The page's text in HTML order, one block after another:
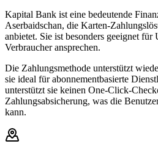
Kapital Bank ist eine bedeutende
Aserbaidschan, die Karten-
anbietet. Sie ist besonders geeignet
Verbraucher ansprechen.
Die Zahlungsmethode unterstützt
sie ideal für abonnementbasierte
unterstützt sie keinen One-Click-
Zahlungsabsicherung, was die
kann.